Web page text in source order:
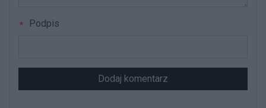
Podpis
Dodaj komentarz